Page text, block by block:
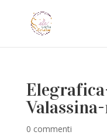
0 commenti